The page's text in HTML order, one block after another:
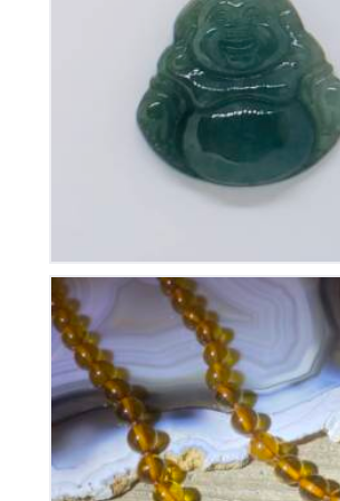
Pendentif Bouddha Jade
40€
Collier en Ambre
215€